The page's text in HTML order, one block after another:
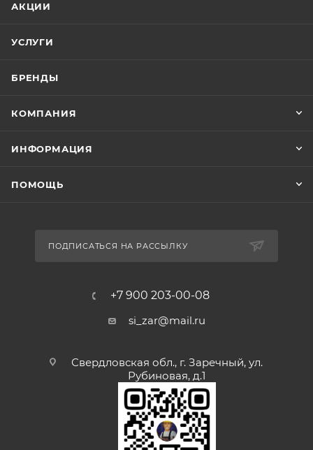
АКЦИИ
УСЛУГИ
БРЕНДЫ
КОМПАНИЯ
ИНФОРМАЦИЯ
ПОМОЩЬ
ПОДПИСАТЬСЯ НА РАССЫЛКУ
+7 900 203-00-08
si_zar@mail.ru
Свердловская обл., г. Заречный, ул.
Рубиновая, д.1